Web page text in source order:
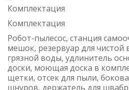
Комплектация
Комплектация
Робот-пылесос, станция
мешок, резервуар для чистой
грязной воды, удлинитель
доски, моющая доска в
щетки, отсек для пыли,
шнуров, держатель для